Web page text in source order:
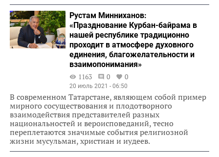
Рустам Минниханов:
«Празднование Курбан-байрама в
нашей республике традиционно
проходит в атмосфере духовного
единения, благожелательности и
взаимопонимания»
1163
0 0
20 июль 2021 - 06:50
В современном Татарстане, являющем собой пример
мирного сосуществования и плодотворного
взаимодействия представителей разных
национальностей и вероисповеданий, тесно
переплетаются значимые события религиозной
жизни мусульман, христиан и иудеев.